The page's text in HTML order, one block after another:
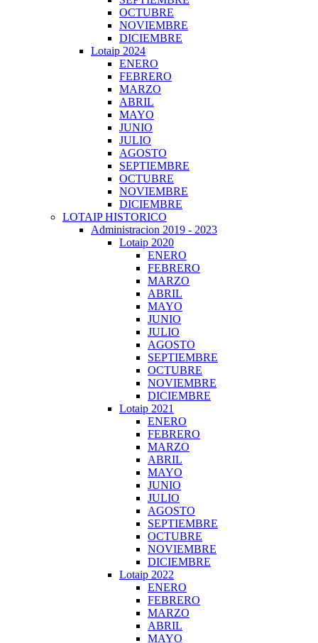
OCTUBRE
NOVIEMBRE
DICIEMBRE
Lotaip 2024
ENERO
FEBRERO
MARZO
ABRIL
MAYO
JUNIO
JULIO
AGOSTO
SEPTIEMBRE
OCTUBRE
NOVIEMBRE
DICIEMBRE
LOTAIP HISTORICO
Administracion 2019 - 2023
Lotaip 2020
ENERO
FEBRERO
MARZO
ABRIL
MAYO
JUNIO
JULIO
AGOSTO
SEPTIEMBRE
OCTUBRE
NOVIEMBRE
DICIEMBRE
Lotaip 2021
ENERO
FEBRERO
MARZO
ABRIL
MAYO
JUNIO
JULIO
AGOSTO
SEPTIEMBRE
OCTUBRE
NOVIEMBRE
DICIEMBRE
Lotaip 2022
ENERO
FEBRERO
MARZO
ABRIL
MAYO